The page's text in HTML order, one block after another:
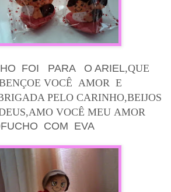
FOI PARA O ARIEL,QUE
VOCÊ AMOR E
PELO CARINHO,BEIJOS
VOCÊ MEU AMOR
COM EVA